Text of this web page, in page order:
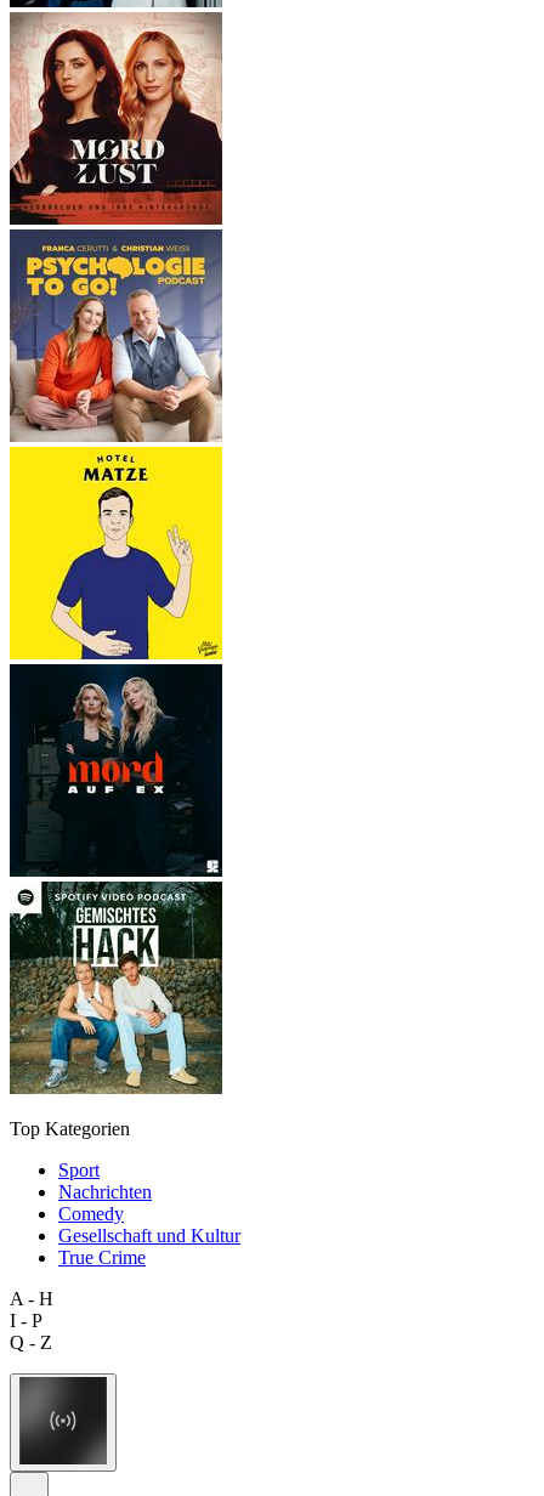
Top Kategorien
Sport
Nachrichten
Comedy
Gesellschaft und Kultur
True Crime
A - H
I - P
Q - Z